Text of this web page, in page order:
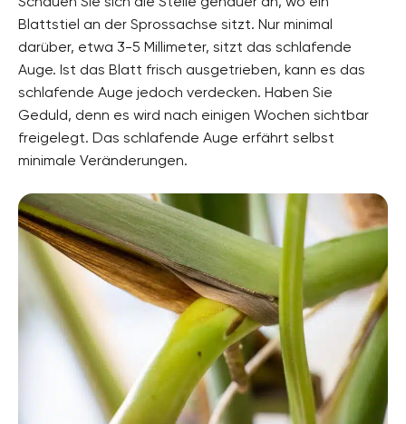
Blattstiel an der Sprossachse sitzt. Nur minimal
darüber, etwa 3-5 Millimeter, sitzt das schlafende
Auge. Ist das Blatt frisch ausgetrieben, kann es das
schlafende Auge jedoch verdecken. Haben Sie
Geduld, denn es wird nach einigen Wochen sichtbar
freigelegt. Das schlafende Auge erfährt selbst
minimale Veränderungen.